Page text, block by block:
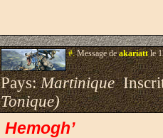
#.Message deakariattle
Pays:Martinique
Tonique)
Hemogh’